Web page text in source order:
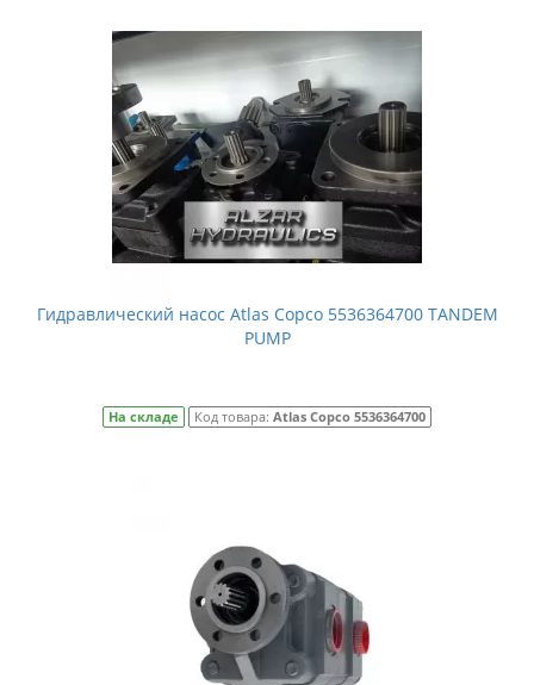
Гидравлический насос Atlas Copco 5536364700 TANDEM
PUMP
На складе Код товара: Atlas Copco 5536364700